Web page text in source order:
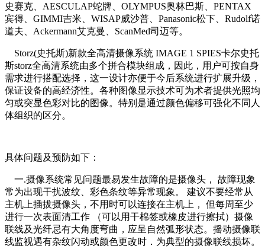
史赛克、AESCULAP蛇牌、OLYMPUS奥林巴斯、PENTAX
宾得、GIMMI吉米、WISAP威沙普、Panasonic松下、Rudolf诺
道夫、Ackermann艾克曼、ScanMed司迈等。
Storz(史托斯)新款全高清摄像系统 IMAGE 1 SPIES卡尔史托
斯storz全高清系统由多个拼合模块组成，因此，用户可按自身
需求进行搭配选择，这一设计亦便于今后系统进行扩展升级，
保证设备的高经济性。各种图像显示技术可为术者提供光照均
匀或突显色彩对比的图像。特别是通过颜色偏移可强化不同人
体组织的区分。
具体问题及预防如下：
一.摄像系统常见问题最易发生故障的是摄像头， 故障现象
常为出现干扰波纹、彩色条纹等异常现象。 建议不要经常从
主机上插拔摄像头，不用时可以连接在主机上， 但每周至少
进行一次表面清工作 （可以用干棉签或橡皮进行擦拭）摄像
联线及光纤忌有大角度弯曲，应呈自然弧形状态。摇动摄像联
线监视遇有杂纹闪动或颜色更改时．为典型的摄像联线损坏。